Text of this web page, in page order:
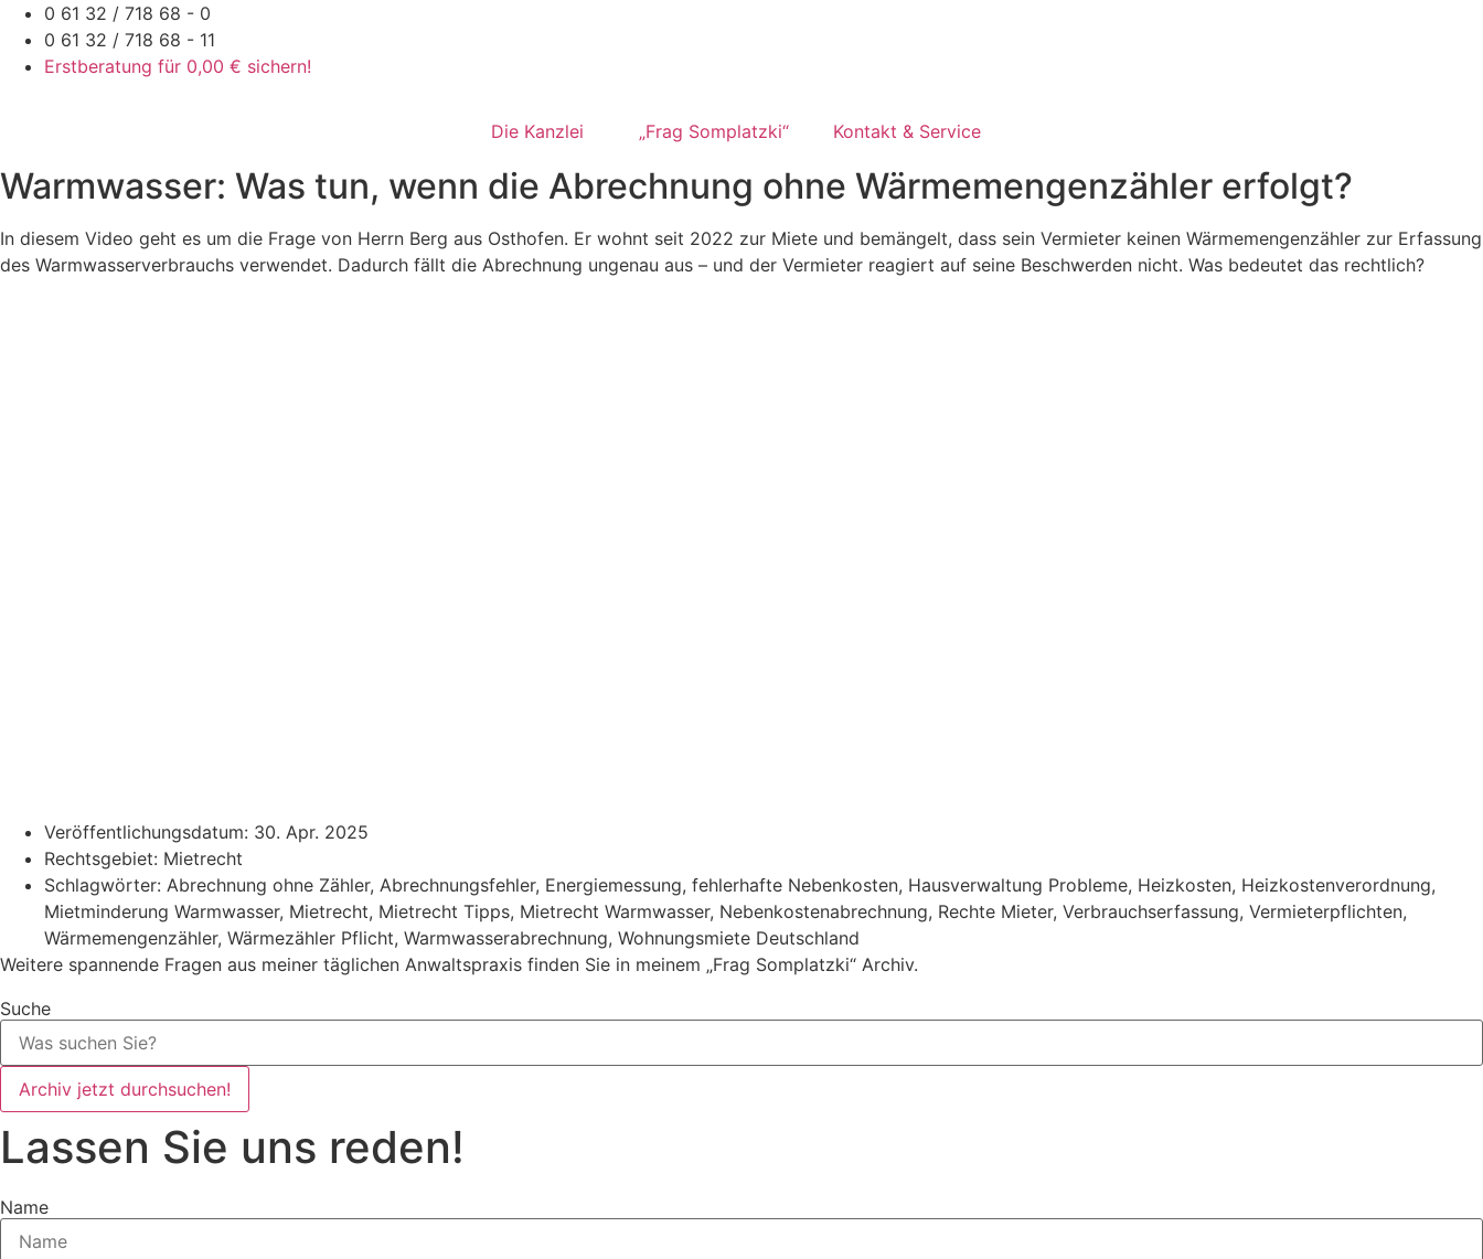
Zum
Inhalt
springen
0 61 32 / 718 68 - 0
0 61 32 / 718 68 - 11
Erstberatung für 0,00 € sichern!
Die Kanzlei „Frag Somplatzki“ Kontakt & Service
Warmwasser: Was tun, wenn die Abrechnung ohne Wärmemengenzähler erfolgt?
In diesem Video geht es um die Frage von Herrn Berg aus Osthofen. Er wohnt seit 2022 zur Miete und bemängelt, dass sein Vermieter keinen Wärmemengenzähler zur Erfassung
des Warmwasserverbrauchs verwendet. Dadurch fällt die Abrechnung ungenau aus – und der Vermieter reagiert auf seine Beschwerden nicht. Was bedeutet das rechtlich?
Veröffentlichungsdatum: 30. Apr. 2025
Rechtsgebiet: Mietrecht
Schlagwörter: Abrechnung ohne Zähler, Abrechnungsfehler, Energiemessung, fehlerhafte Nebenkosten, Hausverwaltung Probleme, Heizkosten, Heizkostenverordnung,
Mietminderung Warmwasser, Mietrecht, Mietrecht Tipps, Mietrecht Warmwasser, Nebenkostenabrechnung, Rechte Mieter, Verbrauchserfassung, Vermieterpflichten,
Wärmemengenzähler, Wärmezähler Pflicht, Warmwasserabrechnung, Wohnungsmiete Deutschland
Weitere spannende Fragen aus meiner täglichen Anwaltspraxis finden Sie in meinem „Frag Somplatzki“ Archiv.
Suche
Archiv jetzt durchsuchen!
Lassen Sie uns reden!
Name